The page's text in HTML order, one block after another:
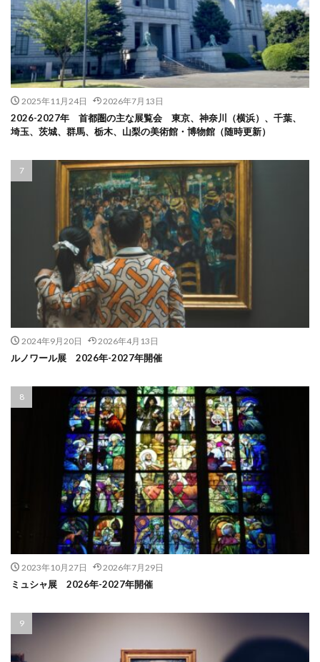
2025年11月24日 2026年7月13日
2026-2027年 首都圏の主な展覧会 東京、神奈川（横浜）、千葉、
埼玉、茨城、群馬、栃木、山梨の美術館・博物館（随時更新）
2024年9月20日 2026年4月13日
ルノワール展 2026年-2027年開催
2023年10月27日 2026年7月29日
ミュシャ展 2026年-2027年開催